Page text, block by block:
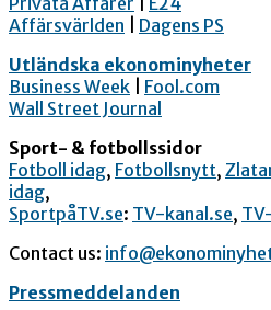
Affärsvärlden
Dagens PS
Utländska ekonominyheter
Business Week
Fool.com
Wall Street Journal
Sport- & fotbollssidor
Fotboll idag, Fotbollsnytt,
idag,
SportpåTV.se: TV-kanal.se,
Contact us:
Pressmeddelanden